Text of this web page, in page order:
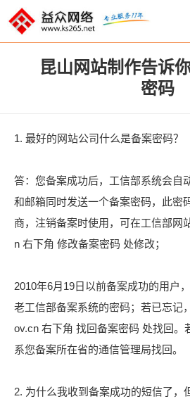
昆山网站制作告诉
密码
1. 最好的网站公司什么是备案密码？
答：您备案成功后，工信部系统会自
和邮箱同时发送一个备案密码，此密
商，注销备案时使用，可在工信部网
n 右下角 修改备案密码 处修改；
2010年6月19日以前备案成功的用户
老工信部备案系统的密码；若已忘记
ov.cn 右下角 找回备案密码 处找回。
系您备案所在省的通信管理局找回。
2. 为什么我收到备案成功的短信了，